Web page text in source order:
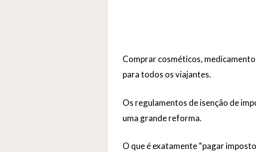
Comprar cosméticos,
para todos os viajantes.
Os regulamentos de isenção de
uma grande reforma.
O que é exatamente “pagar